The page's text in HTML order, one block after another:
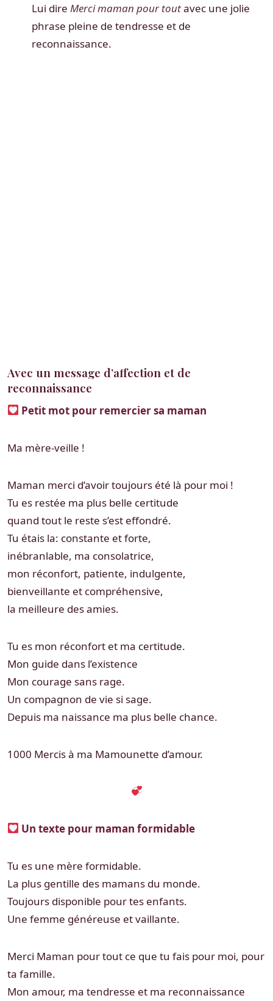
Lui dire Merci maman pour toutavec une jolie
phrase pleine de tendresse et de
reconnaissance.
Avec un message d’affection et de
reconnaissance
Petit mot pour remercier sa maman
Ma mère-veille !
Maman merci d’avoir toujours été là pour moi !
Tu es restée ma plus belle certitude
quand tout le reste s’est effondré.
Tu étais la: constante et forte,
inébranlable, ma consolatrice,
mon réconfort, patiente, indulgente,
bienveillante et compréhensive,
la meilleure des amies.
Tu es mon réconfort et ma certitude.
Mon guide dans l’existence
Mon courage sans rage.
Un compagnon de vie si sage.
Depuis ma naissance ma plus belle chance.
1000 Mercis à ma Mamounette d’amour.
Un texte pour maman formidable
Tu es une mère formidable.
La plus gentille des mamans du monde.
Toujours disponible pour tes enfants.
Une femme généreuse et vaillante.
Merci Maman pour tout ce que tu fais pour moi, pour
ta famille.
Mon amour, ma tendresse et ma reconnaissance